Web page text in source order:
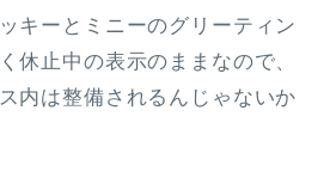
キーとミニーのグリーティン
休止中の表示のままなので、
内は整備されるんじゃないか